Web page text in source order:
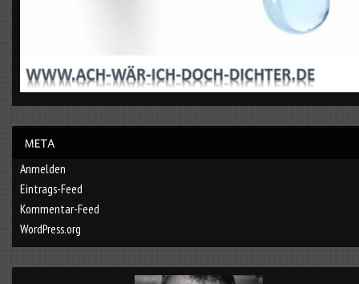
Anmelden
Eintrags-Feed
Kommentar-Feed
WordPress.org